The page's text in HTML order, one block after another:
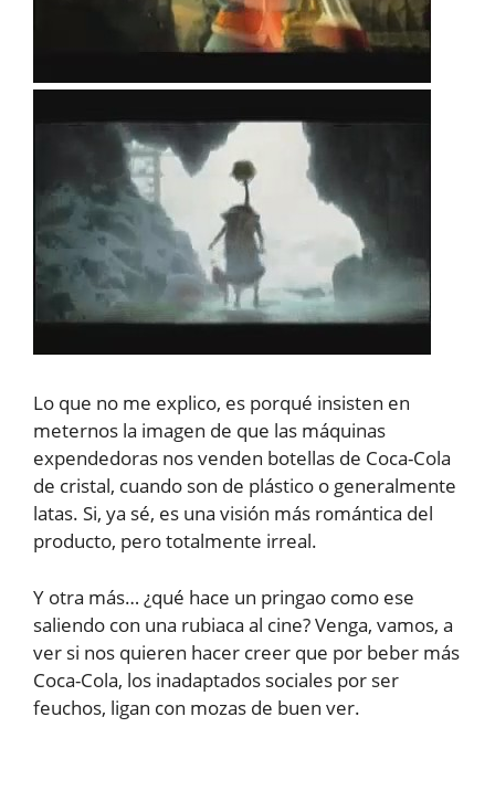
Lo que no me explico, es porqué insisten en
meternos la imagen de que las máquinas
expendedoras nos venden botellas de Coca-Cola
de cristal, cuando son de plástico o generalmente
latas. Si, ya sé, es una visión más romántica del
producto, pero totalmente irreal.
Y otra más… ¿qué hace un pringao como ese
saliendo con una rubiaca al cine? Venga, vamos, a
ver si nos quieren hacer creer que por beber más
Coca-Cola, los inadaptados sociales por ser
feuchos, ligan con mozas de buen ver.